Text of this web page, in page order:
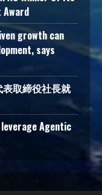
growth can
says
取締役社長就
Agentic